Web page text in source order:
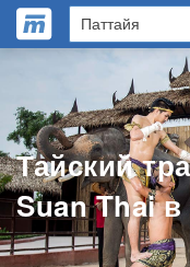
Тайский
Suan Thai